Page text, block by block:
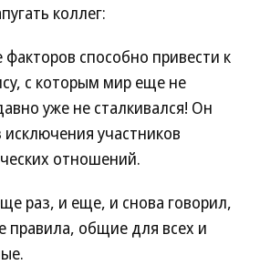
коллег:
способно привести к
с которым мир еще не
уже не сталкивался! Он
исключения участников
отношений.
раз, и еще, и снова говорил,
правила, общие для всех и